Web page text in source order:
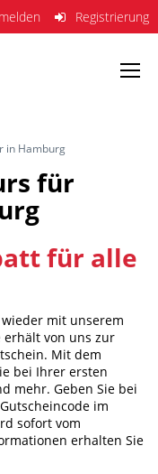
Registrierung
in Hamburg
für
für alle
mit unserem
erhält von uns zur
Mit dem
bei Ihrer ersten
mehr. Geben Sie bei
im
sofort vom
erhalten Sie